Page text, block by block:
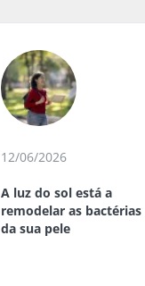
12/06/2026
A luz do sol está a
remodelar as bactérias
da sua pele